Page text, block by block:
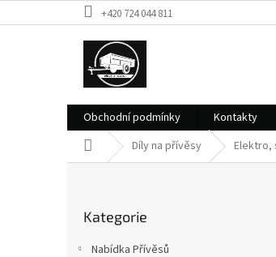
na
+420 724 044 811
Obchodní podmínky
Kontakty
Domů Díly na přívěsy Elektro,
kategorie
Kategorie
Nabídka Přívěsů